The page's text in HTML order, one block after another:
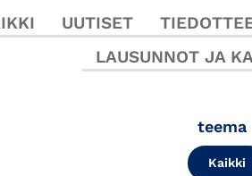
UUTISET
LAUSUNNOT JA
teema
Kaikki